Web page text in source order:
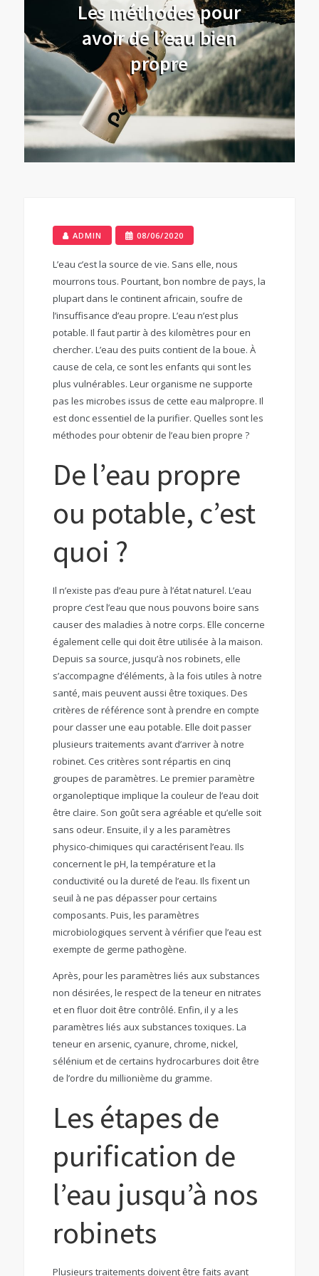
Les méthodes pour
avoir de l’eau bien
propre
ADMIN 08/06/2020
L’eau c’est la source de vie. Sans elle, nous
mourrons tous. Pourtant, bon nombre de pays, la
plupart dans le continent africain, soufre de
l’insuffisance d’eau propre. L’eau n’est plus
potable. Il faut partir à des kilomètres pour en
chercher. L’eau des puits contient de la boue. À
cause de cela, ce sont les enfants qui sont les
plus vulnérables. Leur organisme ne supporte
pas les microbes issus de cette eau malpropre. Il
est donc essentiel de la purifier. Quelles sont les
méthodes pour obtenir de l’eau bien propre ?
De l’eau propre
ou potable, c’est
quoi ?
Il n’existe pas d’eau pure à l’état naturel. L’eau
propre c’est l’eau que nous pouvons boire sans
causer des maladies à notre corps. Elle concerne
également celle qui doit être utilisée à la maison.
Depuis sa source, jusqu’à nos robinets, elle
s’accompagne d’éléments, à la fois utiles à notre
santé, mais peuvent aussi être toxiques. Des
critères de référence sont à prendre en compte
pour classer une eau potable. Elle doit passer
plusieurs traitements avant d’arriver à notre
robinet. Ces critères sont répartis en cinq
groupes de paramètres. Le premier paramètre
organoleptique implique la couleur de l’eau doit
être claire. Son goût sera agréable et qu’elle soit
sans odeur. Ensuite, il y a les paramètres
physico-chimiques qui caractérisent l’eau. Ils
concernent le pH, la température et la
conductivité ou la dureté de l’eau. Ils fixent un
seuil à ne pas dépasser pour certains
composants. Puis, les paramètres
microbiologiques servent à vérifier que l’eau est
exempte de germe pathogène.
Après, pour les paramètres liés aux substances
non désirées, le respect de la teneur en nitrates
et en fluor doit être contrôlé. Enfin, il y a les
paramètres liés aux substances toxiques. La
teneur en arsenic, cyanure, chrome, nickel,
sélénium et de certains hydrocarbures doit être
de l’ordre du millionième du gramme.
Les étapes de
purification de
l’eau jusqu’à nos
robinets
Plusieurs traitements doivent être faits avant